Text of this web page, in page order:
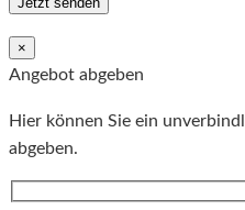
×
Angebot abgeben
Hier können Sie ein
abgeben.